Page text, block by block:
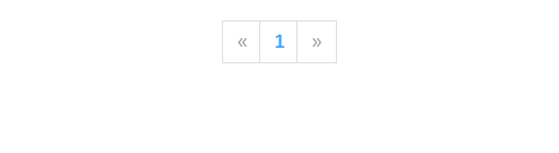
을 덜 수 있도록 올해부터 이같이 부모급여 지원금액을 대폭 인상해 지원한다고 11
동 행정복지센터에 방문하거나 복지로 또는 정부24 누리집에서,..
« 1 »